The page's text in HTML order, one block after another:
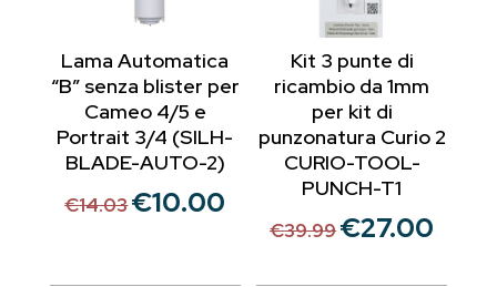
Lama Automatica
“B” senza blister per
Cameo 4/5 e
Portrait 3/4 (SILH-
BLADE-AUTO-2)
€14.03 Il
€10.00
prezzo
Kit 3 punte di
ricambio da 1mm
per kit di
punzonatura Curio 2
CURIO-TOOL-
PUNCH-T1
€39.99 Il
originale
€27.00
attuale